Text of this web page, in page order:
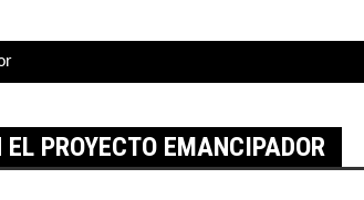
PROYECTO EMANCIPADOR